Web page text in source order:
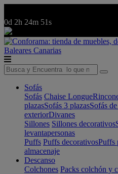
0d 2h 24m 51s
Baleares Canarias
Sofás
Sofás Chaise Longue
plazasSofás 3 plazasSofás
exteriorDivanes
Sillones Sillones decorativos
levantapersonas
Puffs Puffs decorativosPuffs
almacenaje
Descanso
Colchones Packs colchón y